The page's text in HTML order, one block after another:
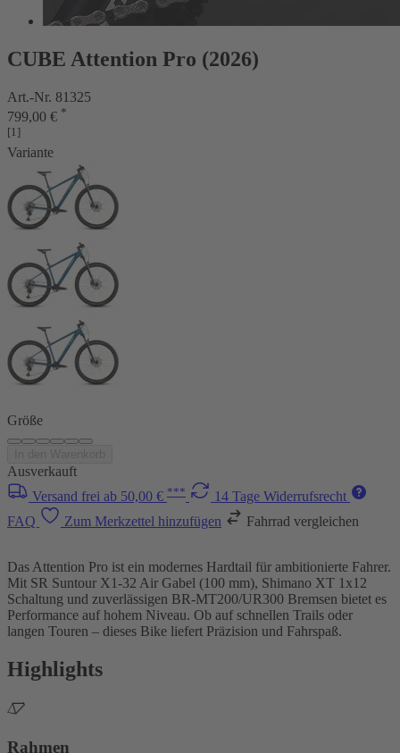
CUBE Attention Pro (2026)
Art.-Nr. 81325
799,00 € *
[1]
Variante
Größe
Ausverkauft
Versand frei ab 50,00 € ***
14 Tage Widerrufsrecht
FAQ
Zum Merkzettel hinzufügen Fahrrad vergleichen
Das Attention Pro ist ein modernes Hardtail für ambitionierte Fahrer.
Mit SR Suntour X1-32 Air Gabel (100 mm), Shimano XT 1x12
Schaltung und zuverlässigen BR-MT200/UR300 Bremsen bietet es
Performance auf hohem Niveau. Ob auf schnellen Trails oder
langen Touren – dieses Bike liefert Präzision und Fahrspaß.
Highlights
Rahmen